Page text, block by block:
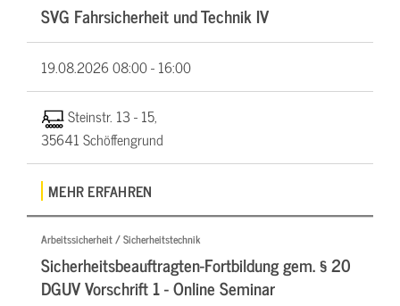
SVG Fahrsicherheit und Technik IV
19.08.202608:00 - 16:00
Steinstr. 13 - 15,
35641 Schöffengrund
MEHR ERFAHREN
Arbeitssicherheit / Sicherheitstechnik
Sicherheitsbeauftragten-Fortbildung gem. § 20
DGUV Vorschrift 1 - Online Seminar